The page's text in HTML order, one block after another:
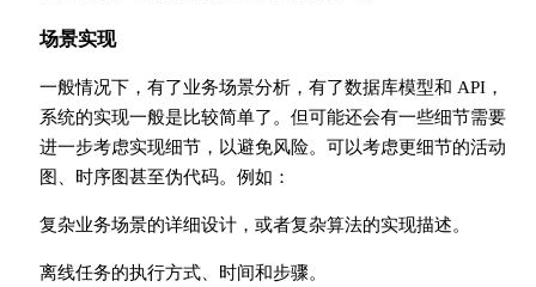
场景实现
一般情况下，有了业务场景分析，有了数据库模型和 API，
系统的实现一般是比较简单了。但可能还会有一些细节需要
进一步考虑实现细节，以避免风险。可以考虑更细节的活动
图、时序图甚至伪代码。例如：
复杂业务场景的详细设计，或者复杂算法的实现描述。
离线任务的执行方式、时间和步骤。